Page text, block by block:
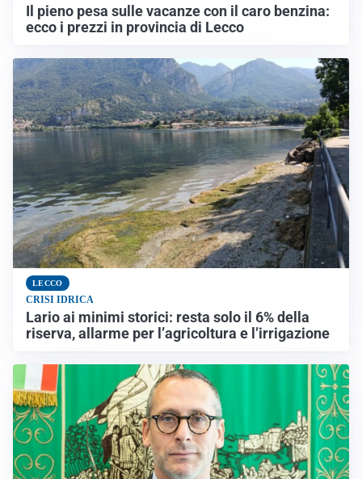
Il pieno pesa sulle vacanze con il caro benzina:
ecco i prezzi in provincia di Lecco
LECCO
CRISI IDRICA
Lario ai minimi storici: resta solo il 6% della
riserva, allarme per l’agricoltura e l’irrigazione